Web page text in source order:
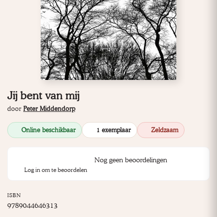
Jij bent van mij
door Peter Middendorp
Online beschikbaar 1 exemplaar Zeldzaam
Nog geen beoordelingen
Log in om te beoordelen
ISBN
9789044646313